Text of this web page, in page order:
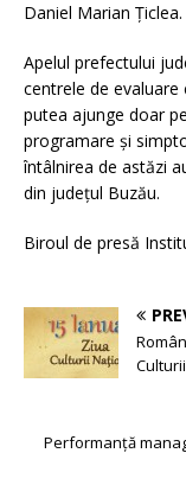
Daniel Marian Țiclea.
Apelul prefectului
centrele de
putea ajunge doar
programare și
întâlnirea de astăzi
din județul Buzău.
Biroul de presă
Performanță